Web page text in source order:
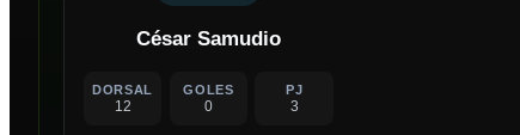
César Samudio
DORSAL
12
GOLES
0
PJ
3